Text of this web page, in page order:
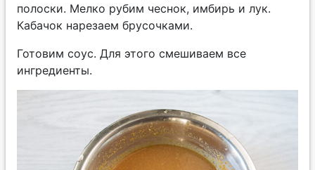
полоски. Мелко рубим чеснок, имбирь и лук.
Кабачок нарезаем брусочками.
Готовим соус. Для этого смешиваем все
ингредиенты.